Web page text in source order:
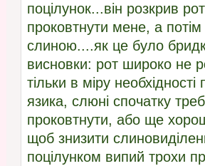
поцілунок...він розкрив
проковтнути мене, а
слиною....як це було
висновки: рот широко не
тільки в міру
язика, слюні спочатку
проковтнути, або ще
щоб знизити
поцілунком випий трохи